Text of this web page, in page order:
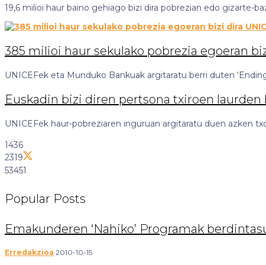
19,6 milioi haur baino gehiago bizi dira pobrezian edo gizarte-
385 milioi haur sekulako pobrezia egoeran
UNICEFek eta Munduko Bankuak argitaratu berri duten
Euskadin bizi diren pertsona txiroen laurden
UNICEFek haur-pobreziaren inguruan argitaratu duen azken
1436
2319
53451
Popular Posts
Emakunderen ‘Nahiko’ Programak
Erredakzioa 2010-10-15